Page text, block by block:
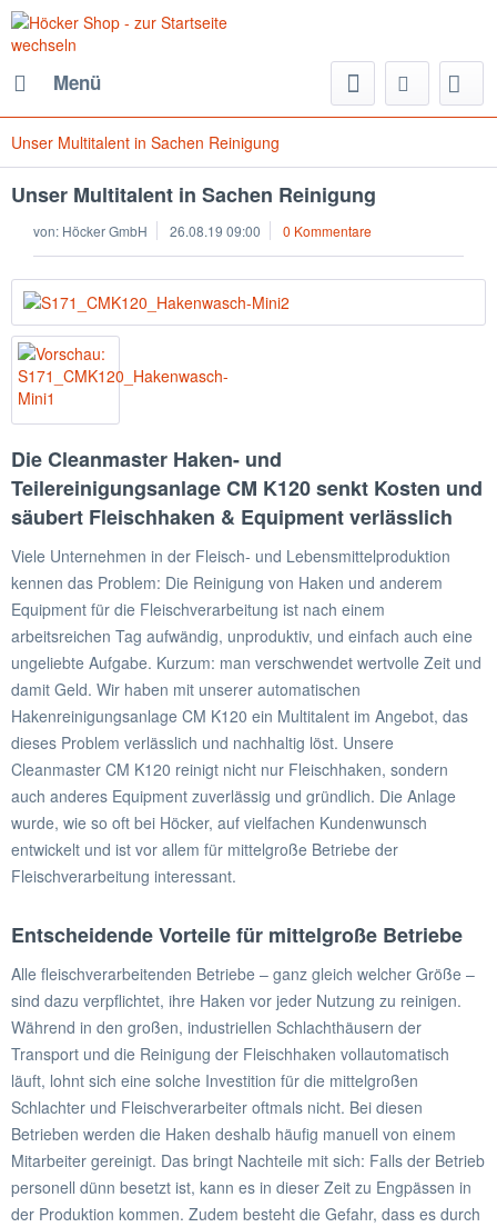
Menü
Unser Multitalent in Sachen Reinigung
Unser Multitalent in Sachen Reinigung
von: Höcker GmbH 26.08.19 09:00 0 Kommentare
Die Cleanmaster Haken- und
Teilereinigungsanlage CM K120 senkt Kosten und
säubert Fleischhaken & Equipment verlässlich
Viele Unternehmen in der Fleisch- und Lebensmittelproduktion
kennen das Problem: Die Reinigung von Haken und anderem
Equipment für die Fleischverarbeitung ist nach einem
arbeitsreichen Tag aufwändig, unproduktiv, und einfach auch eine
ungeliebte Aufgabe. Kurzum: man verschwendet wertvolle Zeit und
damit Geld. Wir haben mit unserer automatischen
Hakenreinigungsanlage CM K120 ein Multitalent im Angebot, das
dieses Problem verlässlich und nachhaltig löst. Unsere
Cleanmaster CM K120 reinigt nicht nur Fleischhaken, sondern
auch anderes Equipment zuverlässig und gründlich. Die Anlage
wurde, wie so oft bei Höcker, auf vielfachen Kundenwunsch
entwickelt und ist vor allem für mittelgroße Betriebe der
Fleischverarbeitung interessant.
Entscheidende Vorteile für mittelgroße Betriebe
Alle fleischverarbeitenden Betriebe – ganz gleich welcher Größe –
sind dazu verpflichtet, ihre Haken vor jeder Nutzung zu reinigen.
Während in den großen, industriellen Schlachthäusern der
Transport und die Reinigung der Fleischhaken vollautomatisch
läuft, lohnt sich eine solche Investition für die mittelgroßen
Schlachter und Fleischverarbeiter oftmals nicht. Bei diesen
Betrieben werden die Haken deshalb häufig manuell von einem
Mitarbeiter gereinigt. Das bringt Nachteile mit sich: Falls der Betrieb
personell dünn besetzt ist, kann es in dieser Zeit zu Engpässen in
der Produktion kommen. Zudem besteht die Gefahr, dass es durch